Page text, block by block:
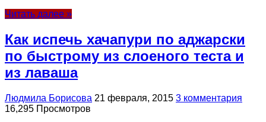
Читать далее »
Как испечь хачапури по аджарски
по быстрому из слоеного теста и
из лаваша
Людмила Борисова 21 февраля, 2015 3 комментария
16,295 Просмотров